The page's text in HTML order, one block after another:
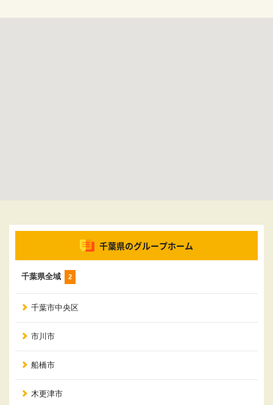
千葉県のグループホーム
千葉県全域 2
千葉市中央区
市川市
船橋市
木更津市